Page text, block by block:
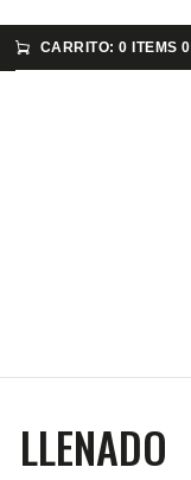
CARRITO: 0 ITEMS 0
LLENADO